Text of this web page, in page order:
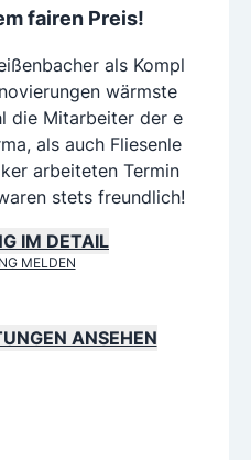
fairen Preis!
als Kompl
wärmste
die Mitarbeiter der e
als auch Fliesenle
arbeiteten Termin
stets freundlich!
IM DETAIL
MELDEN
ANSEHEN